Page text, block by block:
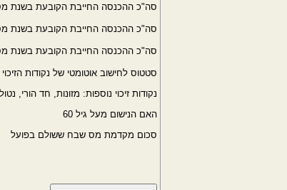
סה"כ ההכנסה החייבת הקובעת בשנת מס
סה"כ ההכנסה החייבת הקובעת בשנת מס
סה"כ ההכנסה החייבת הקובעת בשנת מס
סטטוס לחישוב אוטומטי של נקודות הזיכוי
נקודות זיכוי נוספות: מזונות, חד הורי,
האם הנישום מעל גיל 60
סכום מקדמת מס שבח ששולם בפועל